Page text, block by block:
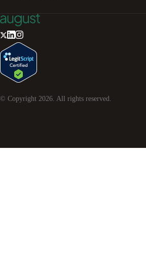
© Copyright 2026. All rights reserved.